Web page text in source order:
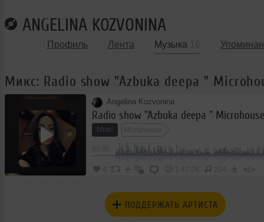
ANGELINA KOZVONINA
Профиль Лента Музыка
Микс: Radio show "Azbuka deepa "
Angelina Kozvonina
Radio show "Azbuka deepa "
Микс Microhouse
6 1:47:26 204 </>
ПОДДЕРЖАТЬ АРТИСТА